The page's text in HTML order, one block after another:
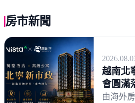
房市新聞
越南北
會圓滿
導體聚
由海外